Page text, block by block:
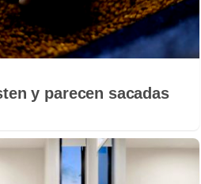
y parecen sacadas